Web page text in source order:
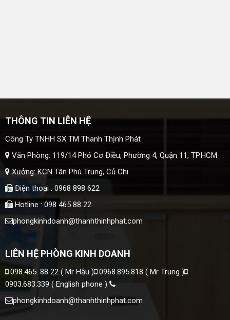
THÔNG TIN LIÊN HỆ
Công Ty TNHH SX TM Thanh Thịnh Phát
Văn Phòng: 119/14 Phó Cơ Điều, Phường 4, Quận 11, TP.HCM
Xưởng: KCN Tân Phú Trung, Củ Chi
Điện thoại : 0968 898 622
Hotline : 098 465 88 22
phongkinhdoanh@thanhthinhphat.com
LIÊN HỆ PHÒNG KINH DOANH
098.465. 88 22 ( Mr Hậu )
0968.895.818 ( Mr Trung )
0903.683.339 ( English phone )
phongkinhdoanh@thanhthinhphat.com